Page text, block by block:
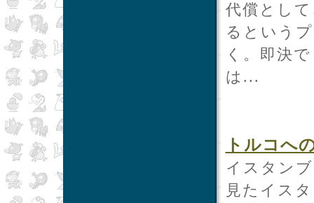
代償とし
るという
く。即決
は...
トルコへ
イスタン
見たイス